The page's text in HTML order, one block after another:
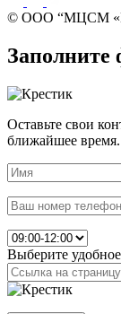
© ООО “МЦСМ
Заполните
Оставьте свои
ближайшее время.
Выберите